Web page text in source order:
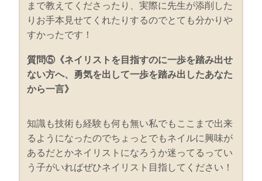
まで教えてくださったり、実際に先生が添削した
りお手本見せてくれたりするのでとても分かりや
すかったです！
質問⑤《ネイリストを目指すのに一歩を踏み出せ
ない方へ、勇気を出して一歩を踏み出したあなた
から一言》
知識も技術も経験も何も無い私でもここまで出来
るようになったのでちょっとでもネイルに興味が
あるだとかネイリストになろうか迷ってるってい
う子がいればぜひネイリスト目指してください！